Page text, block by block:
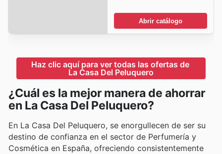
Abrir catálogo
Haz clic aquí para ver todas las ofertas de
La Casa Del Peluquero
¿Cuál es la mejor manera de ahorrar
en La Casa Del Peluquero?
En La Casa Del Peluquero, se enorgullecen de ser su
destino de confianza en el sector de Perfumería y
Cosmética en España, ofreciendo consistentemente